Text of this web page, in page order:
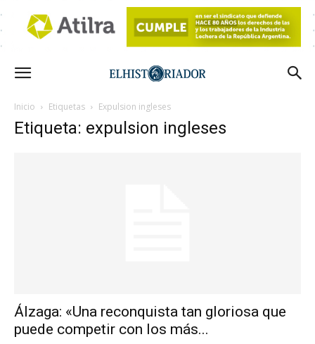
Inicio Etiquetas Expulsion ingleses
Etiqueta: expulsion ingleses
Álzaga: «Una reconquista tan gloriosa que
puede competir con los más...